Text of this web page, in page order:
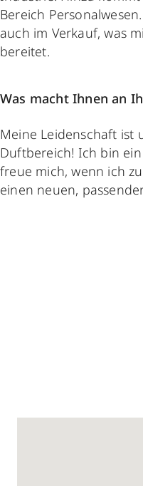
Bereich
auch im Verkauf, was
bereitet.
Was macht Ihnen an
Meine Leidenschaft ist
Duftbereich! Ich bin
freue mich, wenn ich
einen neuen,